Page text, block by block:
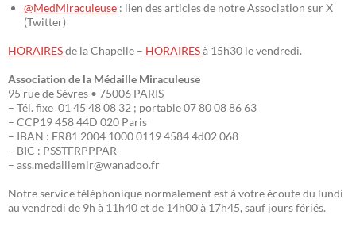
@MedMiraculeuse : lien des articles de notre Association sur X
(Twitter)
HORAIRESde la Chapelle – HORAIRESà 15h30 le vendredi.
Association de la Médaille Miraculeuse
95 rue de Sèvres • 75006 PARIS
– Tél. fixe 01 45 48 08 32 ; portable 07 80 08 86 63
– CCP19 458 44D 020 Paris
– IBAN : FR81 2004 1000 0119 4584 4d02 068
– BIC : PSSTFRPPPAR
– ass.medaillemir@wanadoo.fr
Notre service téléphonique normalement est à votre écoute du lundi
au vendredi de 9h à 11h40 et de 14h00 à 17h45, sauf jours fériés.